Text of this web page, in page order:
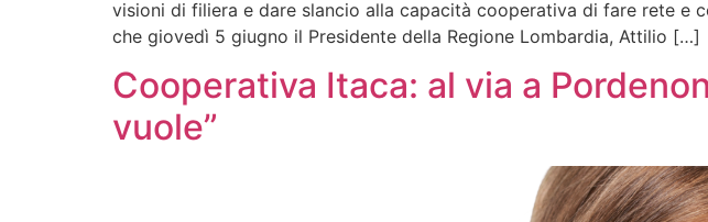
visioni di filiera e dare slancio alla capacità cooperativa di fare rete e
che giovedì 5 giugno il Presidente della Regione Lombardia, Attilio […]
Cooperativa Itaca: al via a
vuole”